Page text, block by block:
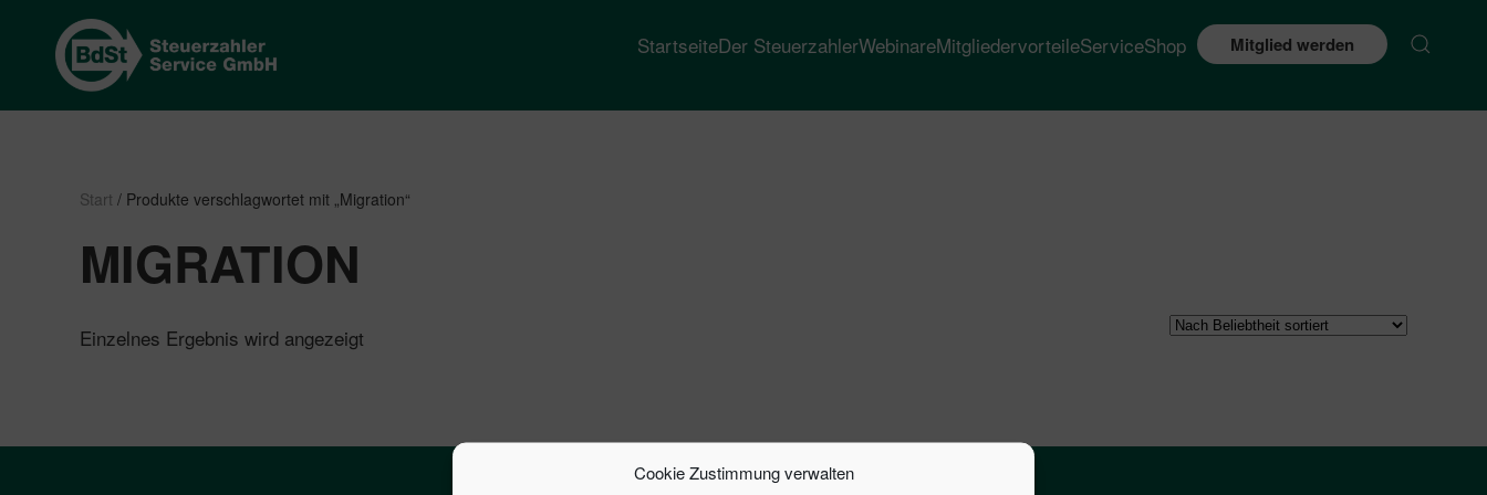
Cookie Zustimmung verwalten
StartseiteDer SteuerzahlerWebinareMitgliedervorteileServiceShop Mitglied werden
Start / Produkte verschlagwortet mit „Migration“
MIGRATION
Einzelnes Ergebnis wird angezeigt